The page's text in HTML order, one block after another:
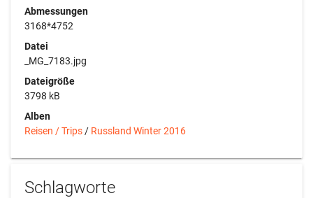
Abmessungen
3168*4752
Datei
_MG_7183.jpg
Dateigröße
3798 kB
Alben
Reisen / Trips / Russland Winter 2016
Schlagworte